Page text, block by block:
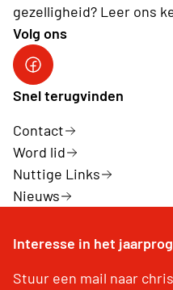
gezelligheid? Leer ons
Volg ons
Facebookpagina Neos
Snel terugvinden
Contact
Word lid
Nuttige Links
Nieuws
Interesse in het
Stuur een mail naar